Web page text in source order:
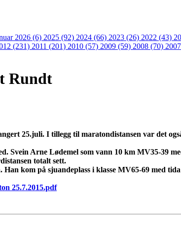
2026 (6) 2025 (92) 2024 (66) 2023 (26) 2022 (43)
(231) 2011 (201) 2010 (57) 2009 (59) 2008 (70)
Rundt
25.juli. I tillegg til maratondistansen var det
Svein Arne Lødemel som vann 10 km MV35-39
totalt sett.
kom på sjuandeplass i klasse MV65-69 med
25.7.2015.pdf